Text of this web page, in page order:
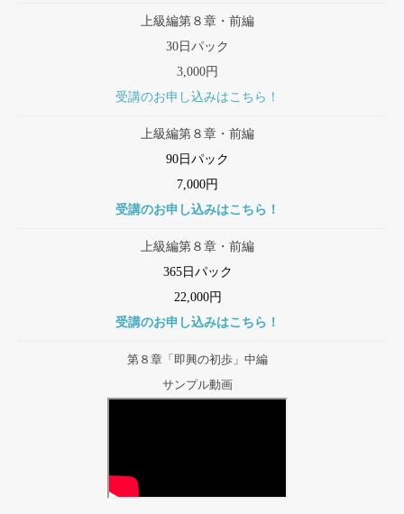
上級編第８章・前編
30日パック
3,000円
受講のお申し込みはこちら！
上級編第８章・前編
90日パック
7,000円
受講のお申し込みはこちら！
上級編第８章・前編
365日パック
22,000円
受講のお申し込みはこちら！
第８章「即興の初歩」中編
サンプル動画